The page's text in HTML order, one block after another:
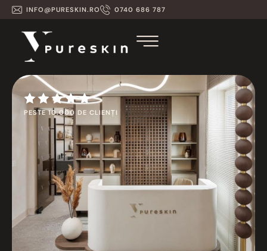
INFO@PURESKIN.RO 0740 686 787
PESTE 10.000 DE CLIENȚI